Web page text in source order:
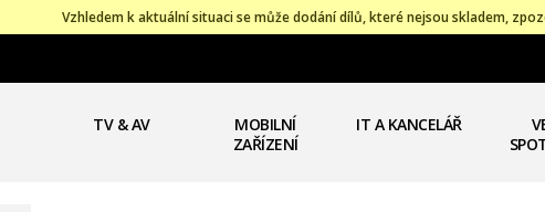
Vzhledem k aktuální situaci se může dodání dílů, které nejsou skladem,
TV & AV
MOBILNÍ
ZAŘÍZENÍ
IT A KANCELÁŘ